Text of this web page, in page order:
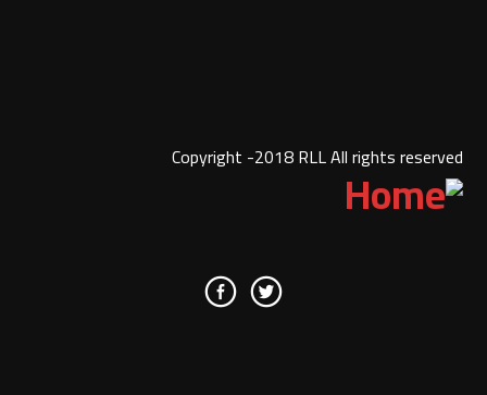
Copyright -2018 RLL All rights reserved